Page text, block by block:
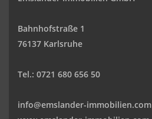
Bahnhofstraße 1
76137 Karlsruhe
Tel.: 0721 680 656 50
info@emslander-immobilien.com